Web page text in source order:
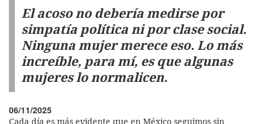
El acoso no debería medirse por
simpatía política ni por clase social.
Ninguna mujer merece eso. Lo más
increíble, para mí, es que algunas
mujeres lo normalicen.
06/11/2025
Cada día es más evidente que en México seguimos sin